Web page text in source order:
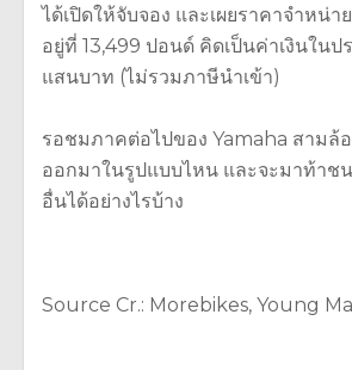
ได้เปิดให้จับจอง และเผยราคาจำหน่า
อยู่ที่ 13,499 ปอนด์ คิดเป็นค่าเงินในป
แสนบาท (ไม่รวมภาษีนำเข้า)
รอชมภาคต่อไปของ Yamaha สามล้
ออกมาในรูปแบบไหน และจะมาท้าช
อื่นได้อย่างไรบ้าง
Source Cr.: Morebikes, Young